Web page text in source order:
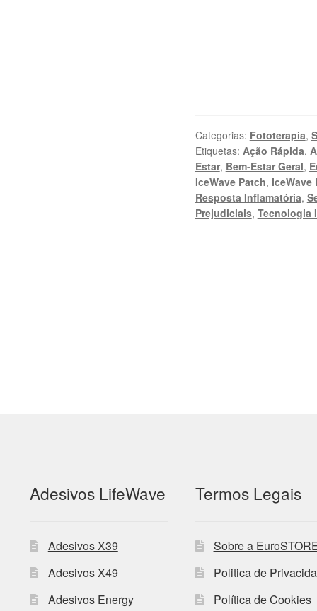
Categorias: Fototerapia,
Etiquetas: Ação Rápida,
Estar, Bem-Estar Geral,
IceWave Patch, IceWave
Resposta Inflamatória,
Prejudiciais, Tecnologia
Adesivos LifeWave
Adesivos X39
Adesivos X49
Adesivos Energy
Termos Legais
Sobre a
Politica de
Política de Cookies